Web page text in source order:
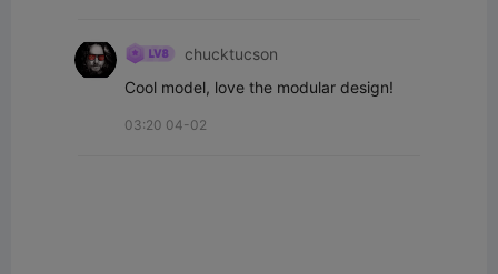
chucktucson
Cool model, love the modular design!
03:20 04-02